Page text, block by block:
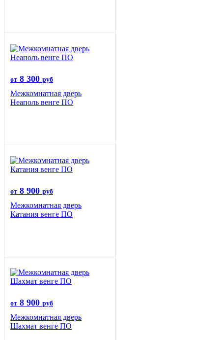
от 8 300 руб
Межкомнатная дверь
Неаполь венге ПО
от 8 900 руб
Межкомнатная дверь
Катания венге ПО
от 8 900 руб
Межкомнатная дверь
Шахмат венге ПО